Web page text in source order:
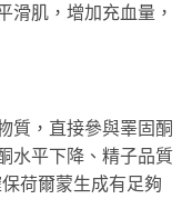
滑肌，增加充血量，
質，直接參與睪固酮
水平下降、精子品質
荷爾蒙生成有足夠